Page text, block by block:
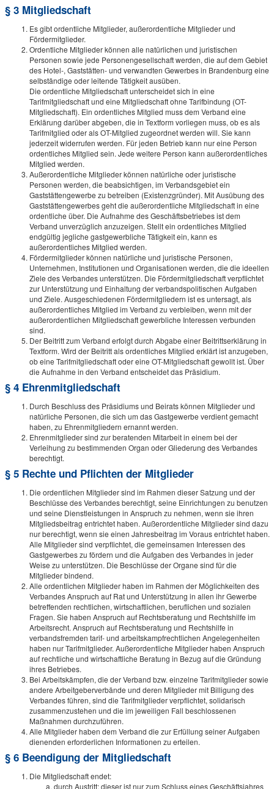
§ 3 Mitgliedschaft
Es gibt ordentliche Mitglieder, außerordentliche Mitglieder und
Fördermitglieder.
Ordentliche Mitglieder können alle natürlichen und juristischen
Personen sowie jede Personengesellschaft werden, die auf dem Gebiet
des Hotel-, Gaststätten- und verwandten Gewerbes in Brandenburg eine
selbständige oder leitende Tätigkeit ausüben.
Die ordentliche Mitgliedschaft unterscheidet sich in eine
Tarifmitgliedschaft und eine Mitgliedschaft ohne Tarifbindung (OT-
Mitgliedschaft). Ein ordentliches Mitglied muss dem Verband eine
Erklärung darüber abgeben, die in Textform vorliegen muss, ob es als
Tarifmitglied oder als OT-Mitglied zugeordnet werden will. Sie kann
jederzeit widerrufen werden. Für jeden Betrieb kann nur eine Person
ordentliches Mitglied sein. Jede weitere Person kann außerordentliches
Mitglied werden.
Außerordentliche Mitglieder können natürliche oder juristische
Personen werden, die beabsichtigen, im Verbandsgebiet ein
Gaststättengewerbe zu betreiben (Existenzgründer). Mit Ausübung des
Gaststättengewerbes geht die außerordentliche Mitgliedschaft in eine
ordentliche über. Die Aufnahme des Geschäftsbetriebes ist dem
Verband unverzüglich anzuzeigen. Stellt ein ordentliches Mitglied
endgültig jegliche gastgewerbliche Tätigkeit ein, kann es
außerordentliches Mitglied werden.
Fördermitglieder können natürliche und juristische Personen,
Unternehmen, Institutionen und Organisationen werden, die die ideellen
Ziele des Verbandes unterstützen. Die Fördermitgliedschaft verpflichtet
zur Unterstützung und Einhaltung der verbandspolitischen Aufgaben
und Ziele. Ausgeschiedenen Fördermitgliedern ist es untersagt, als
außerordentliches Mitglied im Verband zu verbleiben, wenn mit der
außerordentlichen Mitgliedschaft gewerbliche Interessen verbunden
sind.
Der Beitritt zum Verband erfolgt durch Abgabe einer Beitrittserklärung in
Textform. Wird der Beitritt als ordentliches Mitglied erklärt ist anzugeben,
ob eine Tarifmitgliedschaft oder eine OT-Mitgliedschaft gewollt ist. Über
die Aufnahme in den Verband entscheidet das Präsidium.
§ 4 Ehrenmitgliedschaft
Durch Beschluss des Präsidiums und Beirats können Mitglieder und
natürliche Personen, die sich um das Gastgewerbe verdient gemacht
haben, zu Ehrenmitgliedern ernannt werden.
Ehrenmitglieder sind zur beratenden Mitarbeit in einem bei der
Verleihung zu bestimmenden Organ oder Gliederung des Verbandes
berechtigt.
§ 5 Rechte und Pflichten der Mitglieder
Die ordentlichen Mitglieder sind im Rahmen dieser Satzung und der
Beschlüsse des Verbandes berechtigt, seine Einrichtungen zu benutzen
und seine Dienstleistungen in Anspruch zu nehmen, wenn sie ihren
Mitgliedsbeitrag entrichtet haben. Außerordentliche Mitglieder sind dazu
nur berechtigt, wenn sie einen Jahresbeitrag im Voraus entrichtet haben.
Alle Mitglieder sind verpflichtet, die gemeinsamen Interessen des
Gastgewerbes zu fördern und die Aufgaben des Verbandes in jeder
Weise zu unterstützen. Die Beschlüsse der Organe sind für die
Mitglieder bindend.
Alle ordentlichen Mitglieder haben im Rahmen der Möglichkeiten des
Verbandes Anspruch auf Rat und Unterstützung in allen ihr Gewerbe
betreffenden rechtlichen, wirtschaftlichen, beruflichen und sozialen
Fragen. Sie haben Anspruch auf Rechtsberatung und Rechtshilfe im
Arbeitsrecht. Anspruch auf Rechtsberatung und Rechtshilfe in
verbandsfremden tarif- und arbeitskampfrechtlichen Angelegenheiten
haben nur Tarifmitglieder. Außerordentliche Mitglieder haben Anspruch
auf rechtliche und wirtschaftliche Beratung in Bezug auf die Gründung
ihres Betriebes.
Bei Arbeitskämpfen, die der Verband bzw. einzelne Tarifmitglieder sowie
andere Arbeitgeberverbände und deren Mitglieder mit Billigung des
Verbandes führen, sind die Tarifmitglieder verpflichtet, solidarisch
zusammenzustehen und die im jeweiligen Fall beschlossenen
Maßnahmen durchzuführen.
Alle Mitglieder haben dem Verband die zur Erfüllung seiner Aufgaben
dienenden erforderlichen Informationen zu erteilen.
§ 6 Beendigung der Mitgliedschaft
Die Mitgliedschaft endet:
durch Austritt; dieser ist nur zum Schluss eines Geschäftsjahres